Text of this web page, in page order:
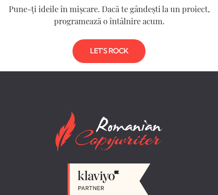
Pune-ți ideile în mișcare. Dacă te gândești la un proiect,
programează o întâlnire acum.
LET'S ROCK